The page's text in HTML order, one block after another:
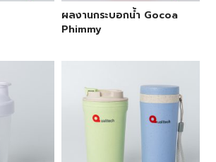
ผลงานกระบอกน้ำ Gocoa
Phimmy